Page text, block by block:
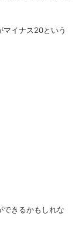
マイナス20という
できるかもしれな